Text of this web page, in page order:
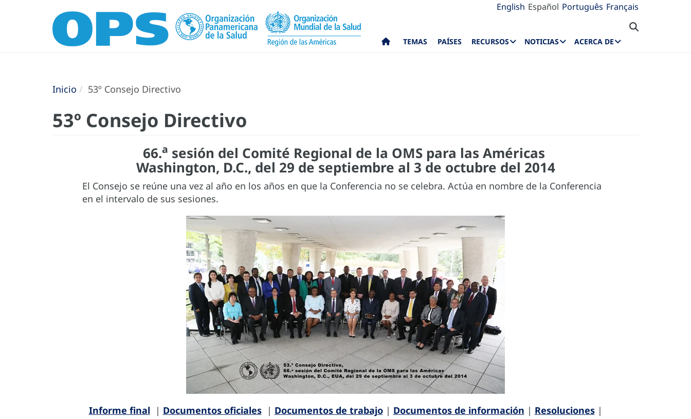
English Español Português Français
TEMAS PAÍSES RECURSOS NOTICIAS ACERCA DE
Inicio 53º Consejo Directivo
53º Consejo Directivo
66.a sesión del Comité Regional de la OMS para las Américas
Washington, D.C., del 29 de septiembre al 3 de octubre del 2014
El Consejo se reúne una vez al año en los años en que la Conferencia no se celebra. Actúa en nombre de la Conferencia
en el intervalo de sus sesiones.
Informe final | Documentos oficiales| Documentos de trabajo| Documentos de información | Resoluciones|